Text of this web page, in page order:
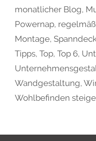
monatlicher Blog,
Powernap,
Montage,
Tipps, Top, Top 6,
Wandgestaltung,
Wohlbefinden